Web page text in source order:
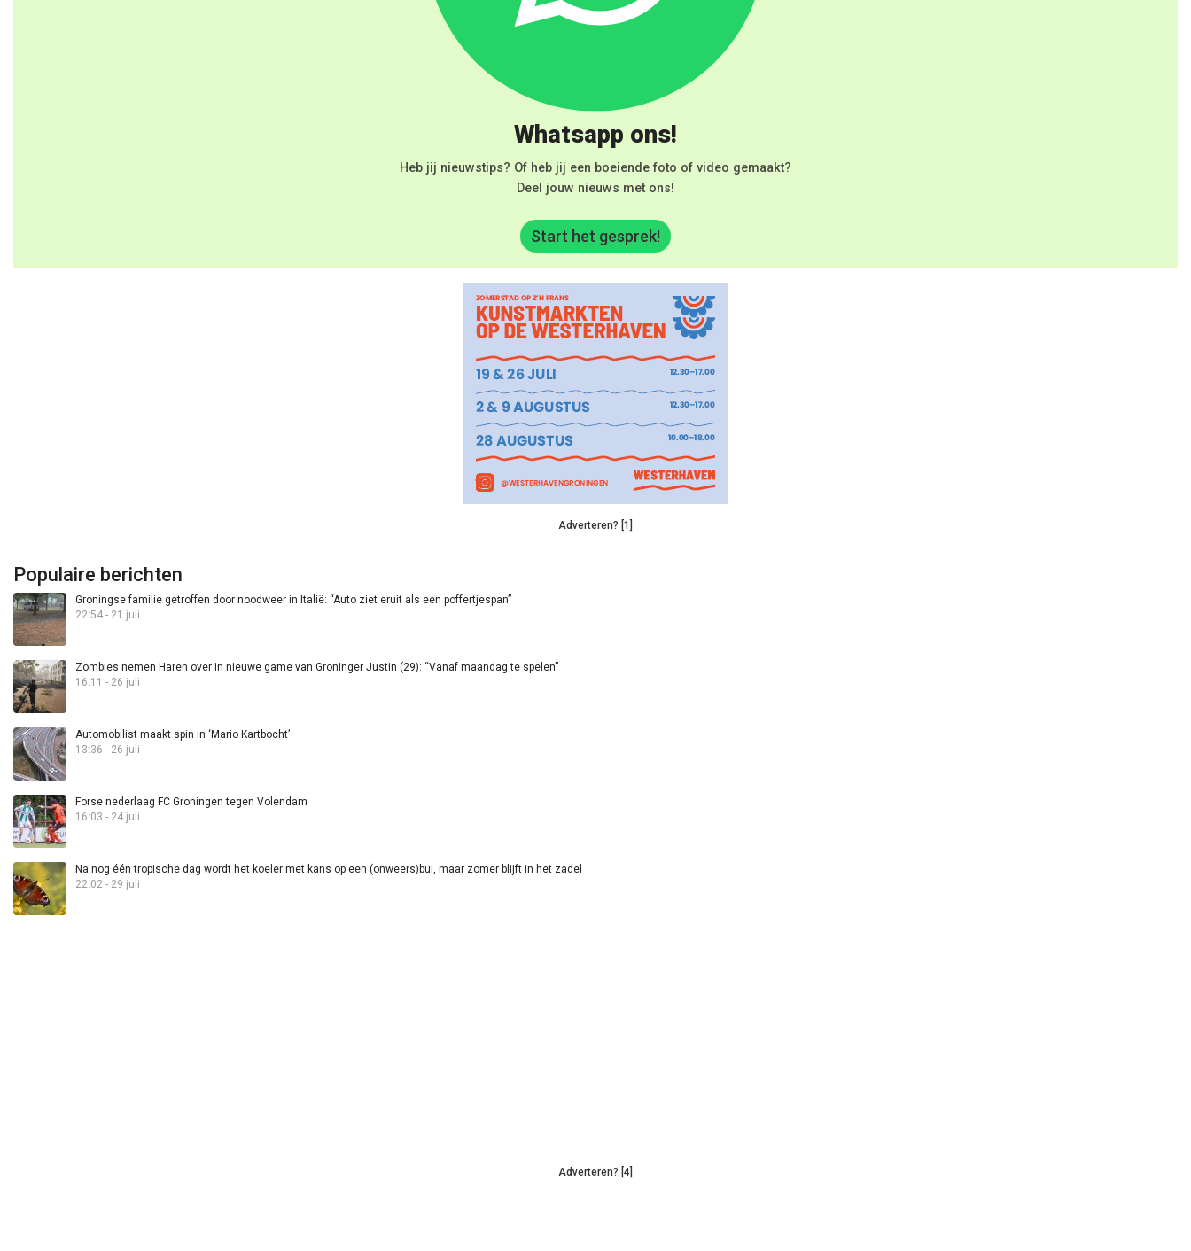
Whatsapp ons!
Heb jij nieuwstips? Of heb jij een boeiende foto of video gemaakt?
Deel jouw nieuws met ons!
Start het gesprek!
Adverteren? [1]
Populaire berichten
Groningse familie getroffen door noodweer in Italië: “Auto ziet eruit als een poffertjespan”
22:54 - 21 juli
Zombies nemen Haren over in nieuwe game van Groninger Justin (29): “Vanaf maandag te spelen”
16:11 - 26 juli
Automobilist maakt spin in ‘Mario Kartbocht’
13:36 - 26 juli
Forse nederlaag FC Groningen tegen Volendam
16:03 - 24 juli
Na nog één tropische dag wordt het koeler met kans op een (onweers)bui, maar zomer blijft in het zadel
22:02 - 29 juli
Adverteren? [4]